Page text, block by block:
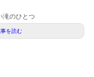
滝のひとつ
を読む